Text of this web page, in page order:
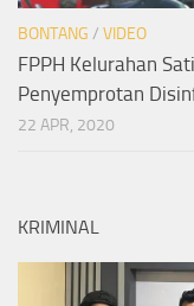
BONTANG / VIDEO
FPPH Kelurahan
Penyemprotan
22 APR, 2020
KRIMINAL